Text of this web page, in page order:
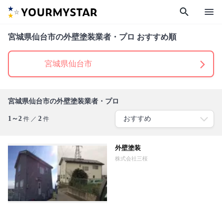
search menu
宮城県仙台市の外壁塗装業者・プロ おすすめ順
宮城県仙台市
宮城県仙台市の外壁塗装業者・プロ
1～2 件 ／ 2 件
外壁塗装
株式会社三桜